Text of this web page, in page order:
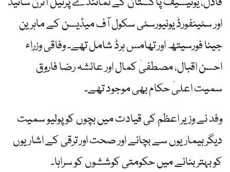
اور سٹینفورڈ یونیورسٹی سکول آف میڈیسن کے ماہرین
جینا فورسیتھ اور تھامس ہرڈ شامل تھے۔ وفاقی وزراء
احسن اقبال، مصطفیٰ کمال اور عائشہ رضا فاروق
سمیت اعلیٰ حکام بھی موجود تھے۔
وفد نے وزیر اعظم کی قیادت میں بچوں کو پولیو سمیت
دیگر بیماریوں سے بچانے اور صحت اور ترقی کے اشاریوں
کو بہتر بنانے میں حکومتی کوششوں کو سراہا۔